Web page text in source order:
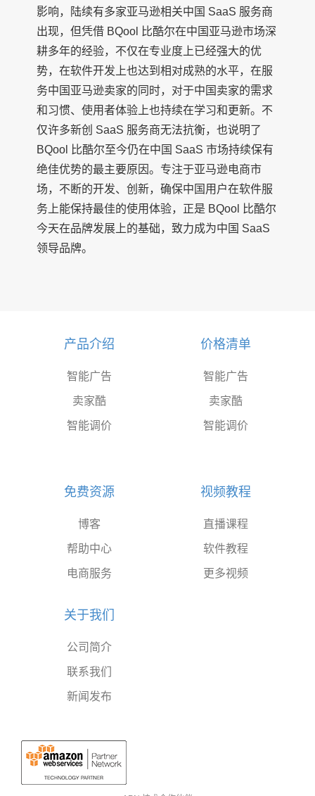
影响，陆续有多家亚马逊相关中国 SaaS 服务商
出现，但凭借 BQool 比酷尔在中国亚马逊市场深
耕多年的经验，不仅在专业度上已经强大的优
势，在软件开发上也达到相对成熟的水平，在服
务中国亚马逊卖家的同时，对于中国卖家的需求
和习惯、使用者体验上也持续在学习和更新。不
仅许多新创 SaaS 服务商无法抗衡，也说明了
BQool 比酷尔至今仍在中国 SaaS 市场持续保有
绝佳优势的最主要原因。专注于亚马逊电商市
场，不断的开发、创新，确保中国用户在软件服
务上能保持最佳的使用体验，正是 BQool 比酷尔
今天在品牌发展上的基础，致力成为中国 SaaS
领导品牌。
产品介绍
智能广告
卖家酷
智能调价
价格清单
智能广告
卖家酷
智能调价
免费资源
博客
帮助中心
电商服务
视频教程
直播课程
软件教程
更多视频
关于我们
公司简介
联系我们
新闻发布